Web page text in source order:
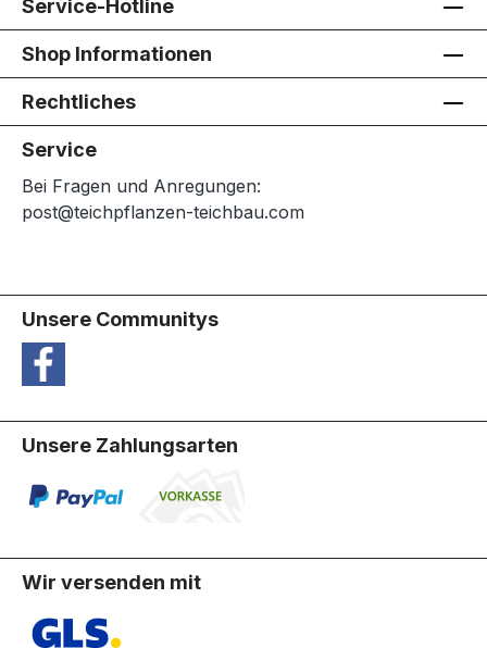
Service-Hotline
Shop Informationen
Rechtliches
Service
Bei Fragen und Anregungen:
post@teichpflanzen-teichbau.com
Unsere Communitys
Unsere Zahlungsarten
Wir versenden mit